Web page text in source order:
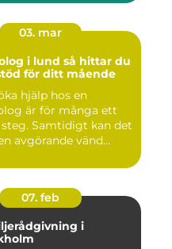
03. mar
i lund så hittar du
för ditt mående
hjälp hos en
är för många ett
Samtidigt kan det
avgörande vänd...
07. feb
i